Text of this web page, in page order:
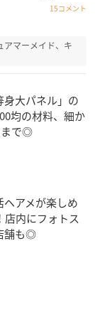
15コメント
アマーメイド、キ
身大パネル」の
均の材料、細か
まで◎
ヘアメが楽しめ
店内にフォトス
舗も◎